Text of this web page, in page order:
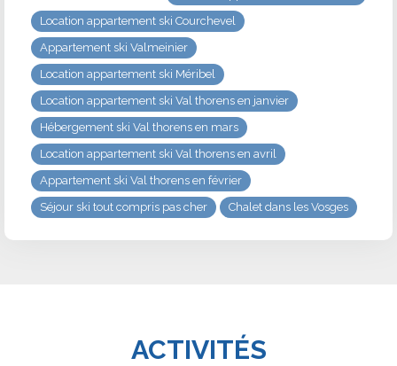
Location appartement ski Courchevel
Appartement ski Valmeinier
Location appartement ski Méribel
Location appartement ski Val thorens en janvier
Hébergement ski Val thorens en mars
Location appartement ski Val thorens en avril
Appartement ski Val thorens en février
Séjour ski tout compris pas cher
Chalet dans les Vosges
ACTIVITÉS